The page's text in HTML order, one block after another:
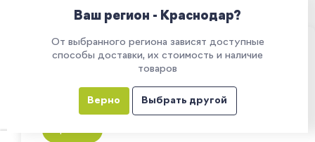
Все права защищены.
Все указанные на сайте цены носят информационный характер и
не являются публичной офертой (ст. 437 ГК РФ)
Наш сайт использует куки. Продолжая им
пользоваться, вы соглашаетесь на обработку
персональных данных в соответствии с
политикой конфиденциальности
Ваш регион - Краснодар?
От выбранного региона зависят доступные
способы доставки, их стоимость и наличие
товаров
Верно Выбрать другой